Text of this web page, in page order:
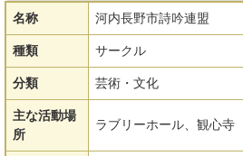
名称 河内長野市詩吟連盟
種類 サークル
分類 芸術・文化
主な活動場
所
ラブリーホール、観心寺